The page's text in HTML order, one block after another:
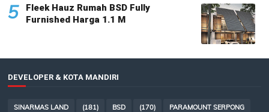
5
Fleek Hauz Rumah BSD Fully
Furnished Harga 1.1 M
DEVELOPER & KOTA MANDIRI
SINARMAS LAND (181) BSD (170) PARAMOUNT SERPONG